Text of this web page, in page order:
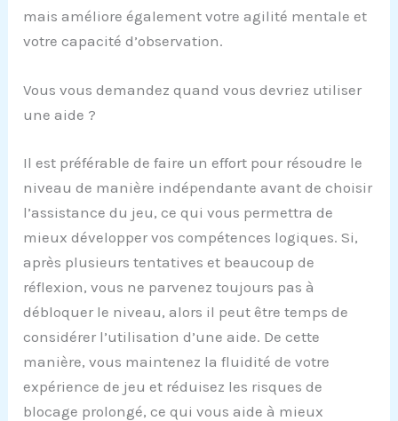
mais améliore également votre agilité mentale et
votre capacité d’observation.
Vous vous demandez quand vous devriez utiliser
une aide ?
Il est préférable de faire un effort pour résoudre le
niveau de manière indépendante avant de choisir
l’assistance du jeu, ce qui vous permettra de
mieux développer vos compétences logiques. Si,
après plusieurs tentatives et beaucoup de
réflexion, vous ne parvenez toujours pas à
débloquer le niveau, alors il peut être temps de
considérer l’utilisation d’une aide. De cette
manière, vous maintenez la fluidité de votre
expérience de jeu et réduisez les risques de
blocage prolongé, ce qui vous aide à mieux